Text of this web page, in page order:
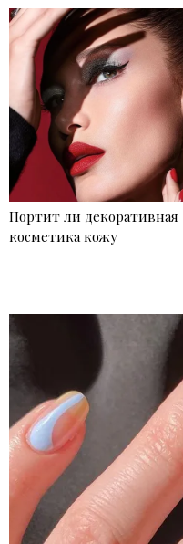
Портит ли декоративная
косметика кожу